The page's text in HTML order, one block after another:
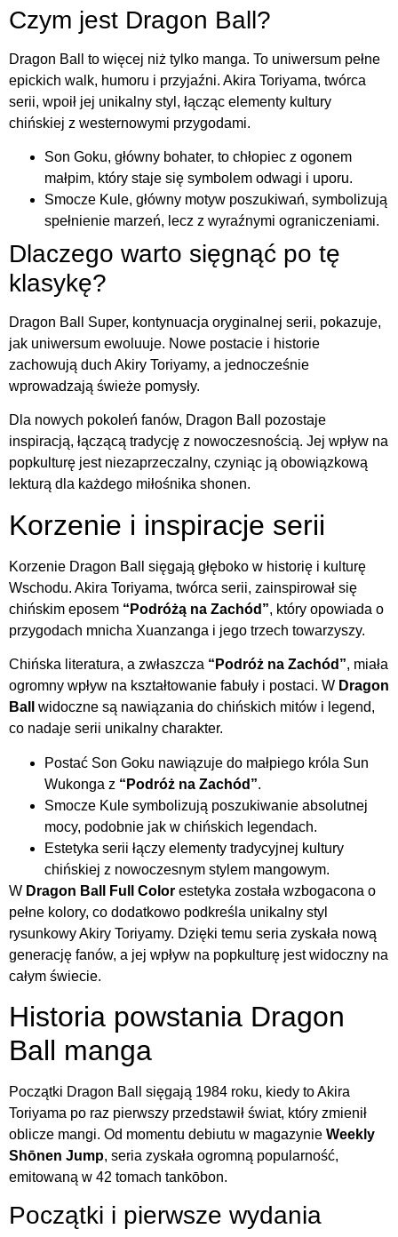
Czym jest Dragon Ball?
Dragon Ball to więcej niż tylko manga. To uniwersum pełne
epickich walk, humoru i przyjaźni. Akira Toriyama, twórca
serii, wpoił jej unikalny styl, łącząc elementy kultury
chińskiej z westernowymi przygodami.
Son Goku, główny bohater, to chłopiec z ogonem
małpim, który staje się symbolem odwagi i uporu.
Smocze Kule, główny motyw poszukiwań, symbolizują
spełnienie marzeń, lecz z wyraźnymi ograniczeniami.
Dlaczego warto sięgnąć po tę
klasykę?
Dragon Ball Super, kontynuacja oryginalnej serii, pokazuje,
jak uniwersum ewoluuje. Nowe postacie i historie
zachowują duch Akiry Toriyamy, a jednocześnie
wprowadzają świeże pomysły.
Dla nowych pokoleń fanów, Dragon Ball pozostaje
inspiracją, łączącą tradycję z nowoczesnością. Jej wpływ na
popkulturę jest niezaprzeczalny, czyniąc ją obowiązkową
lekturą dla każdego miłośnika shonen.
Korzenie i inspiracje serii
Korzenie Dragon Ball sięgają głęboko w historię i kulturę
Wschodu. Akira Toriyama, twórca serii, zainspirował się
chińskim eposem “Podróżą na Zachód”, który opowiada o
przygodach mnicha Xuanzanga i jego trzech towarzyszy.
Chińska literatura, a zwłaszcza “Podróż na Zachód”, miała
ogromny wpływ na kształtowanie fabuły i postaci. W Dragon
Ball
widoczne są nawiązania do chińskich mitów i legend,
co nadaje serii unikalny charakter.
Postać Son Goku nawiązuje do małpiego króla Sun
Wukonga z “Podróż na Zachód”.
Smocze Kule symbolizują poszukiwanie absolutnej
mocy, podobnie jak w chińskich legendach.
Estetyka serii łączy elementy tradycyjnej kultury
chińskiej z nowoczesnym stylem mangowym.
W Dragon Ball Full Color estetyka została wzbogacona o
pełne kolory, co dodatkowo podkreśla unikalny styl
rysunkowy Akiry Toriyamy. Dzięki temu seria zyskała nową
generację fanów, a jej wpływ na popkulturę jest widoczny na
całym świecie.
Historia powstania Dragon
Ball manga
Początki Dragon Ball sięgają 1984 roku, kiedy to Akira
Toriyama po raz pierwszy przedstawił świat, który zmienił
oblicze mangi. Od momentu debiutu w magazynie Weekly
Shōnen Jump, seria zyskała ogromną popularność,
emitowaną w 42 tomach tankōbon.
Początki i pierwsze wydania